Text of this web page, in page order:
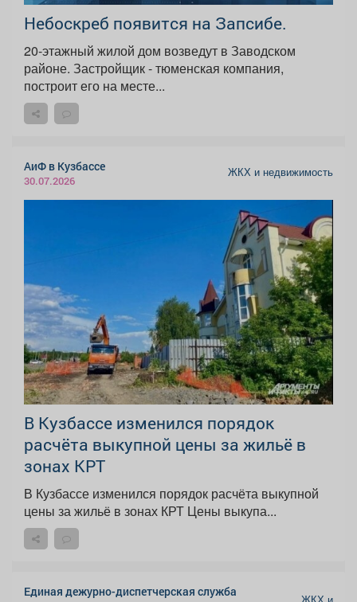
Небоскреб появится на Запсибе.
20-этажный жилой дом возведут в Заводском
районе. Застройщик - тюменская компания,
построит его на месте...
АиФ в Кузбассе
30.07.2026
ЖКХ и недвижимость
В Кузбассе изменился порядок
расчёта выкупной цены за жильё в
зонах КРТ
В Кузбассе изменился порядок расчёта выкупной
цены за жильё в зонах КРТ Цены выкупа...
Единая дежурно-диспетчерская служба